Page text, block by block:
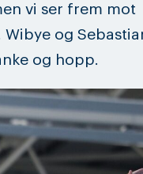
vi ser frem mot
og
og hopp.